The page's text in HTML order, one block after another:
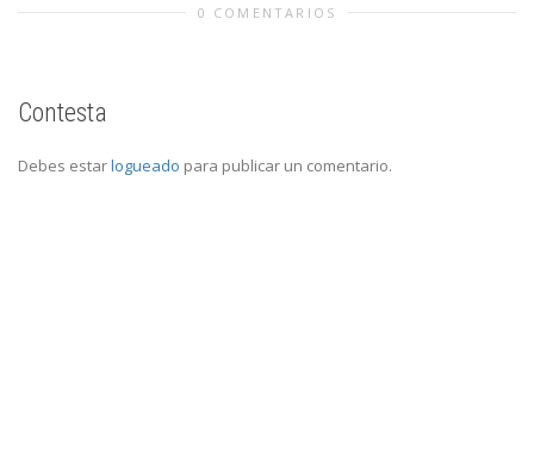
0 COMENTARIOS
Contesta
Debes estarlogueado para publicar un comentario.